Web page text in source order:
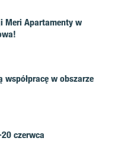
Meri Apartamenty w
w obszarze
czerwca